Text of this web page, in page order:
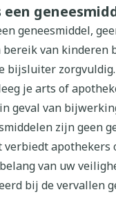
Boiron
Boiron
17 mm
65 mm
17 mm
een
geneesmiddel,
van kinderen
bijsluiter zorgvuldig.
je arts of
geval van
zijn geen
verbiedt apothekers
van uw
bij de vervallen